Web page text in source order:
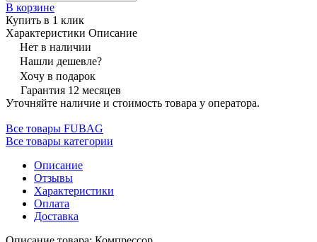
В корзине
Купить в 1 клик
Характеристики Описание
Нет в наличии
Нашли дешевле?
Хочу в подарок
Гарантия 12 месяцев
Уточняйте наличие и стоимость товара у оператора.
Все товары FUBAG
Все товары категории
Описание
Отзывы
Характеристики
Оплата
Доставка